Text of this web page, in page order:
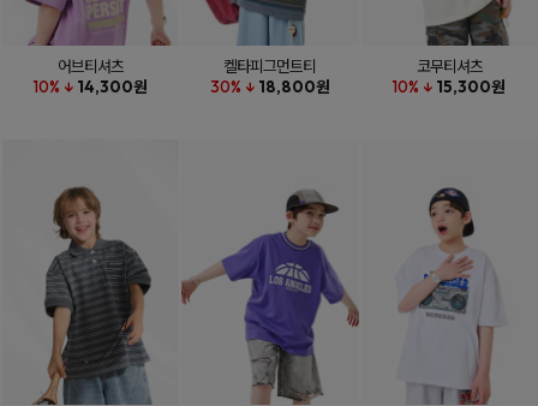
어브티셔츠
10% ↓ 14,300원
켈타피그먼트티
30% ↓ 18,800원
코무티셔츠
10% ↓ 15,300원